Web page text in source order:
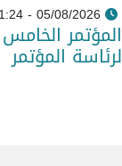
05/08/2026 - 21:24
المؤتمر
لرئاسة المؤتمر